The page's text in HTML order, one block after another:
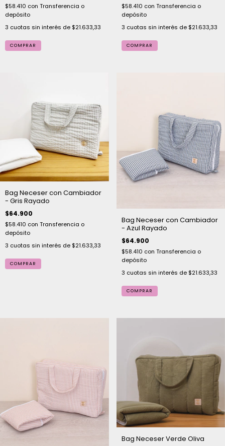
$58.410 con Transferencia o
depósito
3 cuotas sin interés de $21.633,33
$58.410 con Transferencia o
depósito
3 cuotas sin interés de $21.633,33
COMPRAR
Bag Neceser con Cambiador
- Gris Rayado
$64.900
$58.410 con Transferencia o
depósito
3 cuotas sin interés de $21.633,33
Bag Neceser con Cambiador
- Azul Rayado
$64.900
$58.410 con Transferencia o
depósito
3 cuotas sin interés de $21.633,33
Bag Neceser Verde Oliva